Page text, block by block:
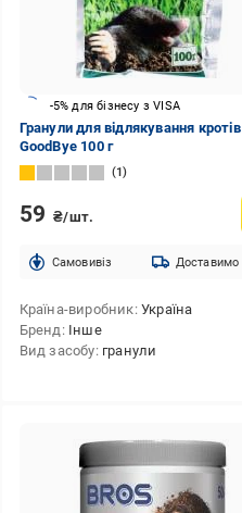
-5% для бізнесу з VISA
Гранули для відлякування кротів
GoodBye 100 г
1
59 ₴/шт.
Cамовивіз Доставимо
Країна-виробник Україна
Бренд Інше
Вид засобу гранули